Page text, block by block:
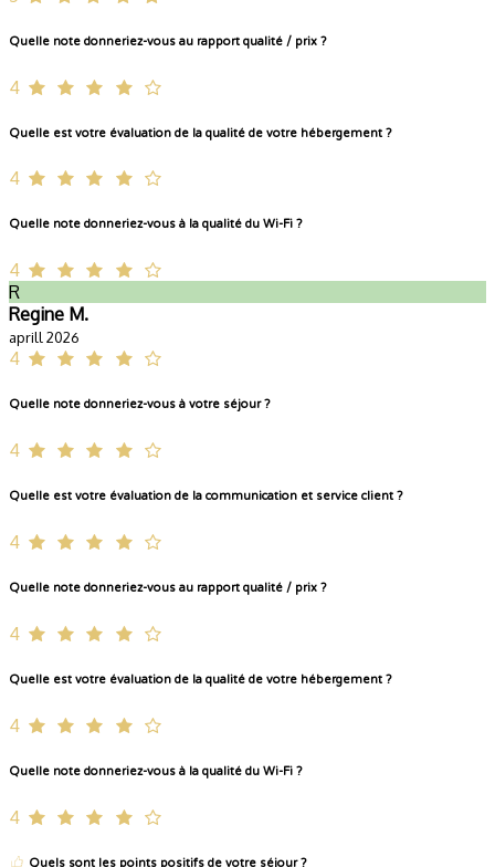
Quelle note donneriez-vous au rapport qualité / prix ?
4
Quelle est votre évaluation de la qualité de votre hébergement ?
4
Quelle note donneriez-vous à la qualité du Wi-Fi ?
4
R
Regine M.
aprill 2026
4
Quelle note donneriez-vous à votre séjour ?
4
Quelle est votre évaluation de la communication et service client ?
4
Quelle note donneriez-vous au rapport qualité / prix ?
4
Quelle est votre évaluation de la qualité de votre hébergement ?
4
Quelle note donneriez-vous à la qualité du Wi-Fi ?
4
Quels sont les points positifs de votre séjour ?